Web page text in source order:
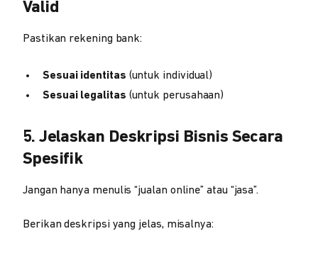
Valid
Pastikan rekening bank:
Sesuai identitas (untuk individual)
Sesuai legalitas (untuk perusahaan)
5. Jelaskan Deskripsi Bisnis Secara
Spesifik
Jangan hanya menulis “jualan online” atau “jasa”.
Berikan deskripsi yang jelas, misalnya: